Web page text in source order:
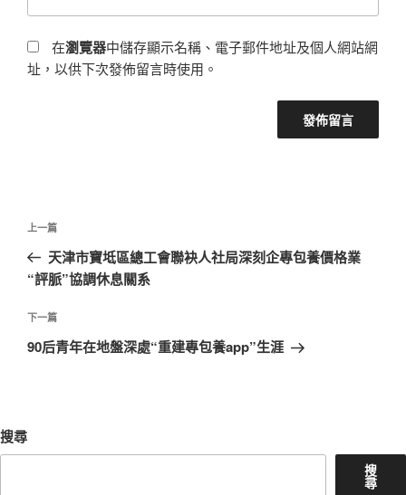
在瀏覽器中儲存顯示名稱、電子郵件地址及個人網站網
址，以供下次發佈留言時使用。
文
導
覽
上
一
篇
章
上一篇
天津市寶坻區總工會聯袂人社局深刻企專包養價格業
“評脈”協調休息關系
下
一
下一篇
90后青年在地盤深處“重建專包養app”生涯
搜尋
搜
尋